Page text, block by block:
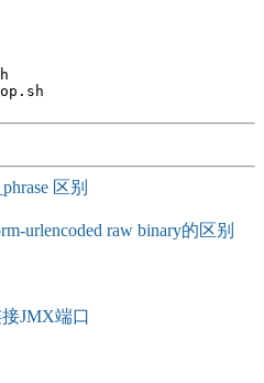
区别
urlencoded raw binary的区别
JMX端口